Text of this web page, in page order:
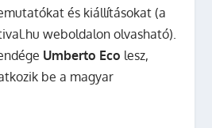
és kiállításokat (a
weboldalon olvasható).
Umberto Eco lesz,
be a magyar